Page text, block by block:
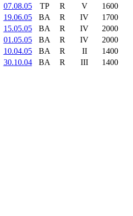
07.08.05
TP R V 1600
19.06.05
BA R IV 1700
15.05.05
BA R IV 2000
01.05.05
BA R IV 2000
10.04.05
BA R II 1400
30.10.04
BA R III 1400